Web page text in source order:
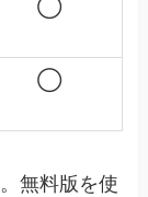
◯
◯
無料版を使